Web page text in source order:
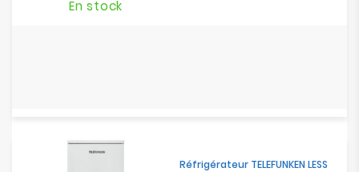
En stock
Réfrigérateur TELEFUNKEN LESS